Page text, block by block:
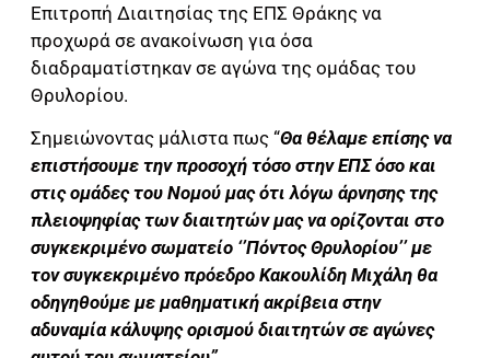
Επιτροπή Διαιτησίας της ΕΠΣ Θράκης να
προχωρά σε ανακοίνωση για όσα
διαδραματίστηκαν σε αγώνα της ομάδας του
Θρυλορίου.
Σημειώνοντας μάλιστα πως “Θα θέλαμε επίσης να
επιστήσουμε την προσοχή τόσο στην ΕΠΣ όσο και
στις ομάδες του Νομού μας ότι λόγω άρνησης της
πλειοψηφίας των διαιτητών μας να ορίζονται στο
συγκεκριμένο σωματείο ‘’Πόντος Θρυλορίου’’ με
τον συγκεκριμένο πρόεδρο Κακουλίδη Μιχάλη θα
οδηγηθούμε με μαθηματική ακρίβεια στην
αδυναμία κάλυψης ορισμού διαιτητών σε αγώνες